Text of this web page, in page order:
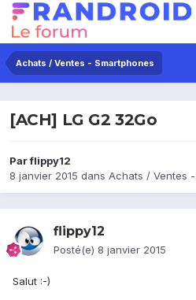
Achats / Ventes - Smartphones
[ACH] LG G2 32Go
Parflippy12
8 janvier 2015 dans Achats / Ventes
flippy12
Posté(e) 8 janvier 2015
Salut :-)